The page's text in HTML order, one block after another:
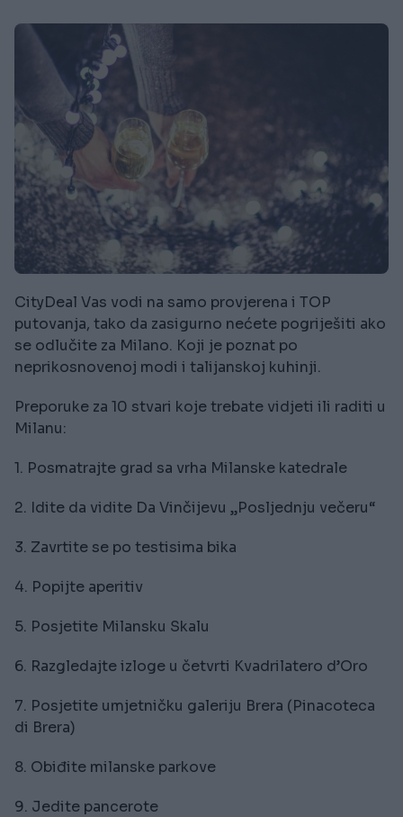
CityDeal Vas vodi na samo provjerena i TOP
putovanja, tako da zasigurno nećete pogriješiti ako
se odlučite za Milano. Koji je poznat po
neprikosnovenoj modi i talijanskoj kuhinji.
Preporuke za 10 stvari koje trebate vidjeti ili raditi u
Milanu:
1. Posmatrajte grad sa vrha Milanske katedrale
2. Idite da vidite Da Vinčijevu „Posljednju večeru“
3. Zavrtite se po testisima bika
4. Popijte aperitiv
5. Posjetite Milansku Skalu
6. Razgledajte izloge u četvrti Kvadrilatero d’Oro
7. Posjetite umjetničku galeriju Brera (Pinacoteca
di Brera)
8. Obiđite milanske parkove
9. Jedite pancerote